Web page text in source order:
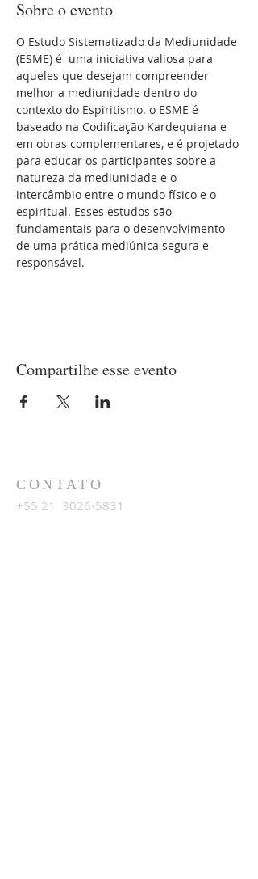
Sobre o evento
O Estudo Sistematizado da Mediunidade
(ESME) é  uma iniciativa valiosa para
aqueles que desejam compreender
melhor a mediunidade dentro do
contexto do Espiritismo. o ESME é
baseado na Codificação Kardequiana e
em obras complementares, e é projetado
para educar os participantes sobre a
natureza da mediunidade e o
intercâmbio entre o mundo físico e o
espiritual. Esses estudos são
fundamentais para o desenvolvimento
de uma prática mediúnica segura e
responsável.
Compartilhe esse evento
CONTATO
+55 21 3026-5831